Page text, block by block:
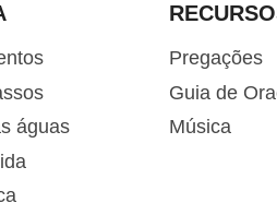
águas
Pregações
Guia de
Música